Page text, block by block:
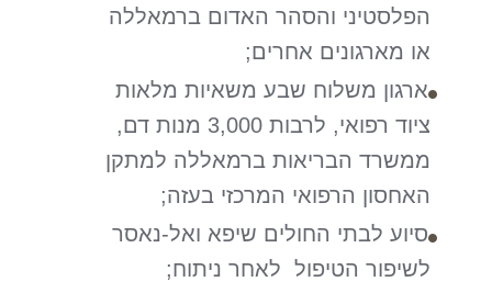
הפלסטיני והסהר האדום ברמאללה
או מארגונים אחרים;
ארגון משלוח שבע משאיות מלאות
ציוד רפואי, לרבות 3,000 מנות דם,
ממשרד הבריאות ברמאללה למתקן
האחסון הרפואי המרכזי בעזה;
סיוע לבתי החולים שיפא ואל-נאסר
לשיפור הטיפול לאחר ניתוח;